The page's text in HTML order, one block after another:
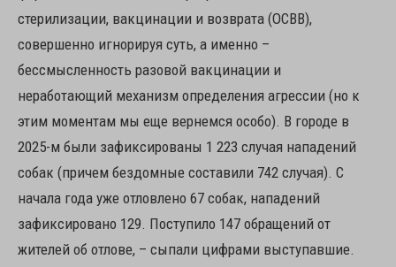
стерилизации, вакцинации и возврата (ОСВВ),
совершенно игнорируя суть, а именно –
бессмысленность разовой вакцинации и
неработающий механизм определения агрессии (но к
этим моментам мы еще вернемся особо). В городе в
2025-м были зафиксированы 1 223 случая нападений
собак (причем бездомные составили 742 случая). С
начала года уже отловлено 67 собак, нападений
зафиксировано 129. Поступило 147 обращений от
жителей об отлове, – сыпали цифрами выступавшие.